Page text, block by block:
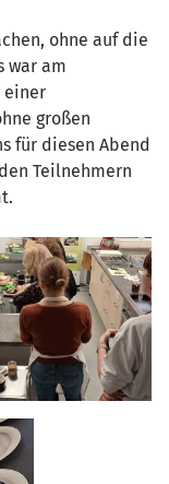
ohne auf die
war am
einer
großen
für diesen Abend
Teilnehmern